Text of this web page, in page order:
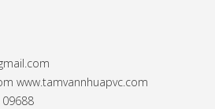
www.tamvannhuapvc.com
09688